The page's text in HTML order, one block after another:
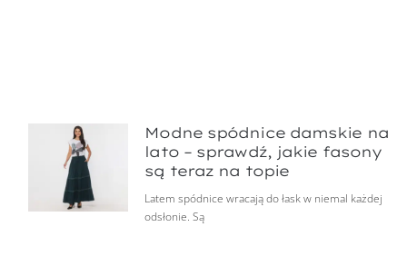
Modne spódnice damskie na
lato – sprawdź, jakie fasony
są teraz na topie
Latem spódnice wracają do łask w niemal każdej
odsłonie. Są